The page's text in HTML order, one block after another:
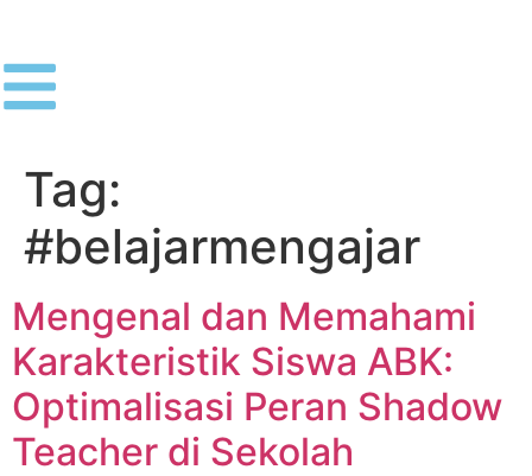
Tag:
#belajarmengajar
Mengenal dan Memahami
Karakteristik Siswa ABK:
Optimalisasi Peran Shadow
Teacher di Sekolah